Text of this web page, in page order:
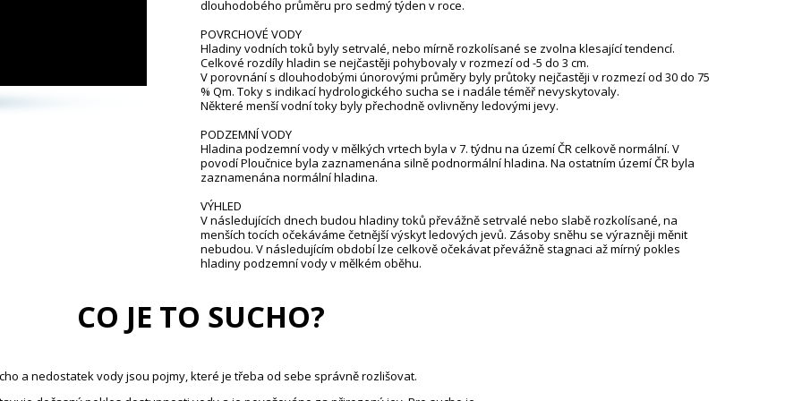
dlouhodobého průměru pro sedmý týden v roce.
POVRCHOVÉ VODY
Hladiny vodních toků byly setrvalé, nebo mírně rozkolísané se zvolna klesající tendencí.
Celkové rozdíly hladin se nejčastěji pohybovaly v rozmezí od -5 do 3 cm.
V porovnání s dlouhodobými únorovými průměry byly průtoky nejčastěji v rozmezí od 30 do 75
% Qm. Toky s indikací hydrologického sucha se i nadále téměř nevyskytovaly.
Některé menší vodní toky byly přechodně ovlivněny ledovými jevy.
PODZEMNÍ VODY
Hladina podzemní vody v mělkých vrtech byla v 7. týdnu na území ČR celkově normální. V
povodí Ploučnice byla zaznamenána silně podnormální hladina. Na ostatním území ČR byla
zaznamenána normální hladina.
VÝHLED
V následujících dnech budou hladiny toků převážně setrvalé nebo slabě rozkolísané, na
menších tocích očekáváme četnější výskyt ledových jevů. Zásoby sněhu se výrazněji měnit
nebudou. V následujícím období lze celkově očekávat převážně stagnaci až mírný pokles
hladiny podzemní vody v mělkém oběhu.
CO JE TO SUCHO?
a nedostatek vody jsou pojmy, které je třeba od sebe správně rozlišovat.